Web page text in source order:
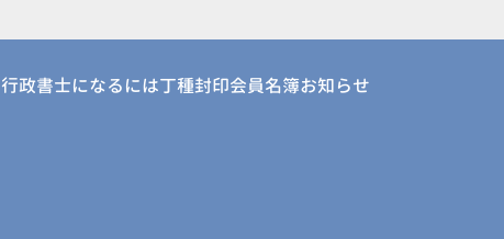
行政書士になるには丁種封印会員名簿お知らせ